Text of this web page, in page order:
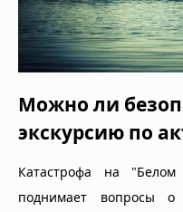
Можно ли
экскурсию по
Катастрофа на
поднимает вопросы о